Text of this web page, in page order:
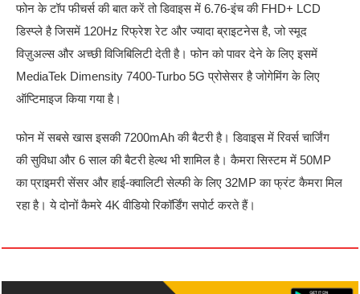
फोन के टॉप फीचर्स की बात करें तो डिवाइस में 6.76-इंच की FHD+ LCD
डिस्प्ले है जिसमें 120Hz रिफ्रेश रेट और ज्यादा ब्राइटनेस है, जो स्मूद
विज़ुअल्स और अच्छी विजिबिलिटी देती है। फोन को पावर देने के लिए इसमें
MediaTek Dimensity 7400-Turbo 5G प्रोसेसर है जोगेमिंग के लिए
ऑप्टिमाइज किया गया है।
फोन में सबसे खास इसकी 7200mAh की बैटरी है। डिवाइस में रिवर्स चार्जिंग
की सुविधा और 6 साल की बैटरी हेल्थ भी शामिल है। कैमरा सिस्टम में 50MP
का प्राइमरी सेंसर और हाई-क्वालिटी सेल्फी के लिए 32MP का फ्रंट कैमरा मिल
रहा है। ये दोनों कैमरे 4K वीडियो रिकॉर्डिंग सपोर्ट करते हैं।